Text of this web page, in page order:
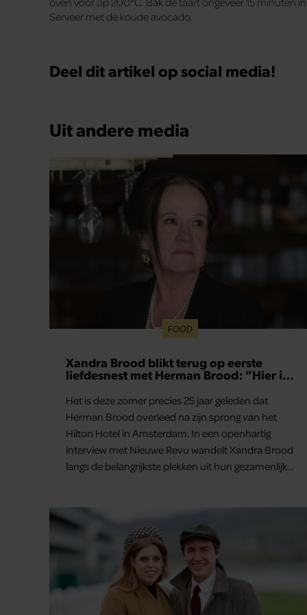
Serveer met de koude avocado.
Deel dit artikel op social media!
Uit andere media
FOOD
Xandra Brood blikt terug op eerste
liefdesnest met Herman Brood: “Hier is
Het is deze zomer precies 25 jaar geleden dat
Herman Brood overleed na zijn sprong van het
Hilton Hotel in Amsterdam. In een openhartig
interview met Nieuwe Revu wandelt Xandra Brood
langs de belangrijkste plekken uit hun gezamenlijke
herinneringen op. Daar begon hun leven samen
en werd dochter Lola geboren.